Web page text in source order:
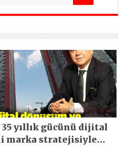
yıllık gücünü dijital
marka stratejisiyle